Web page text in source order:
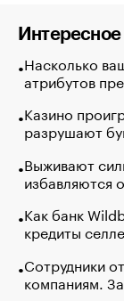
Интересное
Насколько
атрибутов
Казино
разрушают
Выживают
избавляются
Как банк
кредиты
Сотрудники
компаниям.